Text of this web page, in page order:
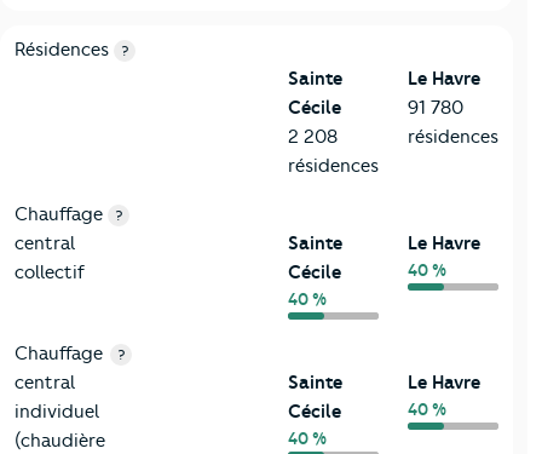
8-Chauffage
Critères Sainte Cécile
Résidences ?
Sainte
Cécile
2 208
résidences
Le Havre
91 780
résidences
Chauffage
central
collectif
?
Sainte
Cécile
40 %
Le Havre
40 %
Chauffage
central
individuel
(chaudière
?
Sainte
Cécile
40 %
Le Havre
40 %